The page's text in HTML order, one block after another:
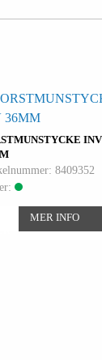
INV
8409352
MER INFO